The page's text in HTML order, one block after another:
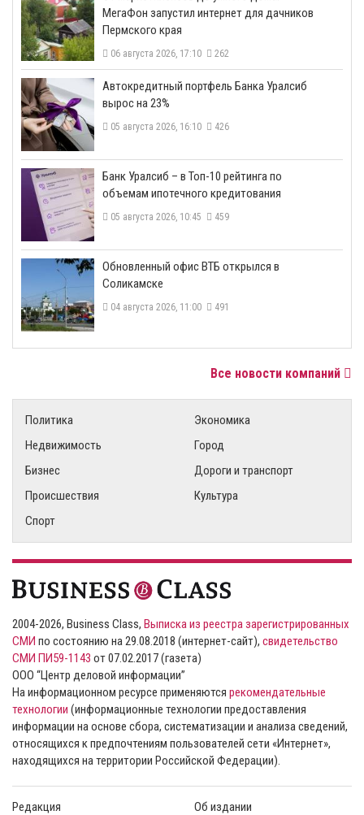
МегаФон запустил интернет для дачников
Пермского края
06 августа 2026, 17:10 262
​Автокредитный портфель Банка Уралсиб
вырос на 23%
05 августа 2026, 16:10 426
​Банк Уралсиб – в Топ-10 рейтинга по
объемам ипотечного кредитования
05 августа 2026, 10:45 459
​Обновленный офис ВТБ открылся в
Соликамске
04 августа 2026, 11:00 491
Все новости компаний
Политика
Экономика
Недвижимость
Город
Бизнес
Дороги и транспорт
Происшествия
Культура
Спорт
2004-2026, Business Class, Выписка из реестра зарегистрированных
СМИ по состоянию на 29.08.2018 (интернет-сайт), свидетельство
СМИ ПИ59-1143 от 07.02.2017 (газета)
ООО “Центр деловой информации”
На информационном ресурсе применяются рекомендательные
технологии (информационные технологии предоставления
информации на основе сбора, систематизации и анализа сведений,
относящихся к предпочтениям пользователей сети «Интернет»,
находящихся на территории Российской Федерации).
Редакция Об издании